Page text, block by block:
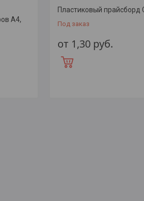
А4,
Пластиковый прайсборд
Под заказ
от 1,30 руб.